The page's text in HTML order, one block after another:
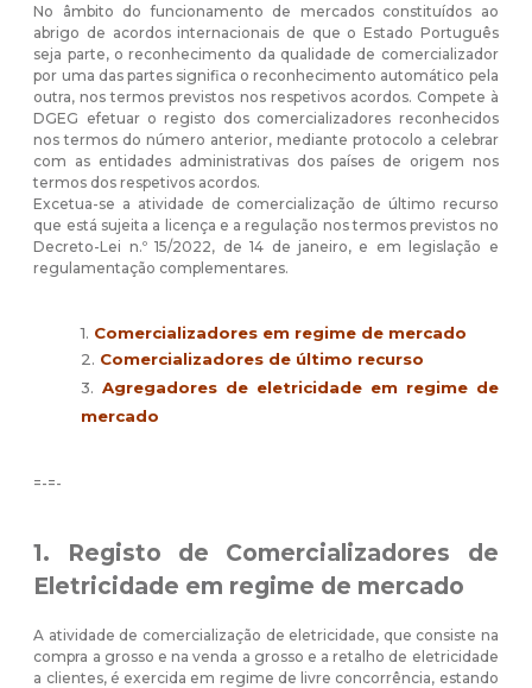
No âmbito do funcionamento de mercados constituídos ao
abrigo de acordos internacionais de que o Estado Português
seja parte, o reconhecimento da qualidade de comercializador
por uma das partes significa o reconhecimento automático pela
outra, nos termos previstos nos respetivos acordos. Compete à
DGEG efetuar o registo dos comercializadores reconhecidos
nos termos do número anterior, mediante protocolo a celebrar
com as entidades administrativas dos países de origem nos
termos dos respetivos acordos.
Excetua-se a atividade de comercialização de último recurso
que está sujeita a licença e a regulação nos termos previstos no
Decreto-Lei n.º 15/2022, de 14 de janeiro, e em legislação e
regulamentação complementares.
1. Comercializadores em regime de mercado
2. Comercializadores de último recurso
3.Agregadores de eletricidade em regime de
mercado
=-=-
1. Registo de Comercializadores de
Eletricidade em regime de mercado
A atividade de comercialização de eletricidade, que consiste na
compra a grosso e na venda a grosso e a retalho de eletricidade
a clientes, é exercida em regime de livre concorrência, estando